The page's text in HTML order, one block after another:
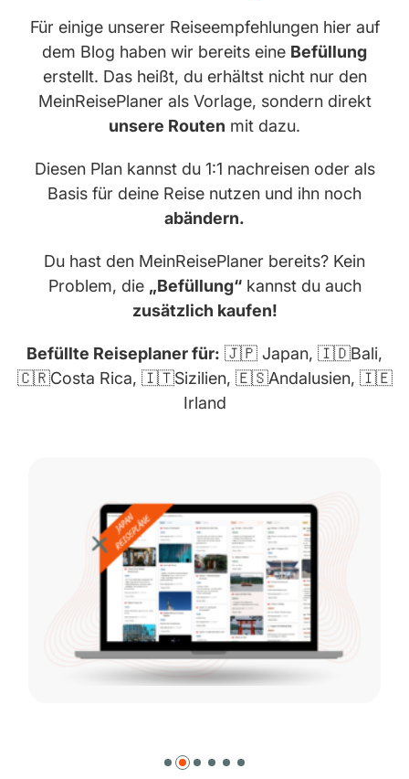
Für einige unserer Reiseempfehlungen hier auf
dem Blog haben wir bereits eine Befüllung
erstellt. Das heißt, du erhältst nicht nur den
MeinReisePlaner als Vorlage, sondern direkt
unsere Routen mit dazu.
Diesen Plan kannst du 1:1 nachreisen oder als
Basis für deine Reise nutzen und ihn noch
abändern.
Du hast den MeinReisePlaner bereits? Kein
Problem, die „Befüllung“kannst du auch
zusätzlich kaufen!
Befüllte Reiseplaner für: 🇯🇵 Japan, 🇮🇩Bali,
🇨🇷Costa Rica, 🇮🇹Sizilien, 🇪🇸Andalusien, 🇮🇪
Irland